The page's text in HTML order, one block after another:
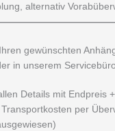
alternativ
gewünschten
in unserem
Details mit Endpreis
per